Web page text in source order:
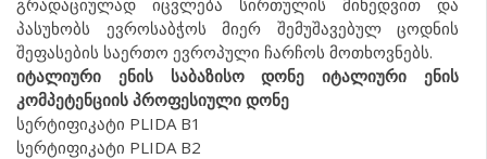
პასუხობს ევროსაბჭოს მიერ შემუშავებულ ცოდნის
შეფასების საერთო ევროპული ჩარჩოს მოთხოვნებს.
იტალიური ენის საბაზისო დონე
იტალიური ენის
კომპეტენციის პროფესიული დონე
სერტიფიკატი PLIDA B1
სერტიფიკატი PLIDA B2